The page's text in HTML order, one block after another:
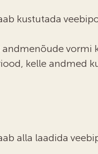
kustutada
vormi
kelle andmed
alla laadida